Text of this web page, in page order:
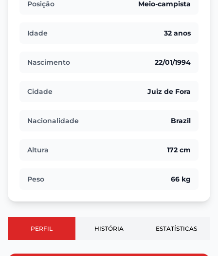
Posição Meio-campista
Idade 32 anos
Nascimento 22/01/1994
Cidade Juiz de Fora
Nacionalidade Brazil
Altura 172 cm
Peso 66 kg
PERFIL HISTÓRIA ESTATÍSTICAS